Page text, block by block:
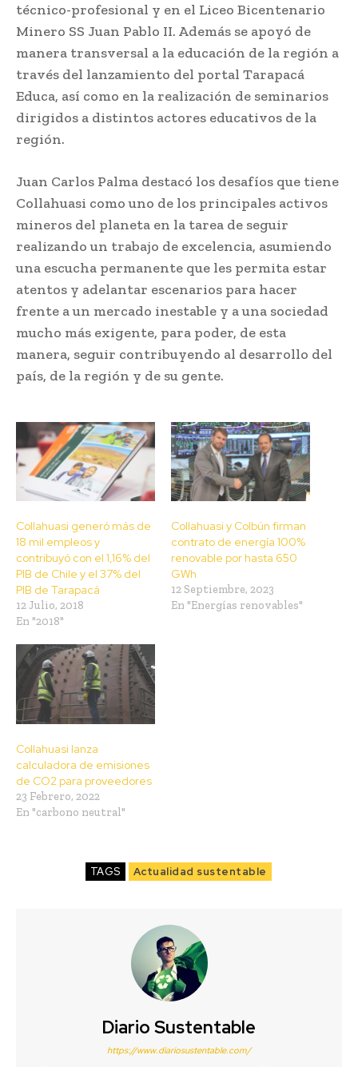
técnico-profesional y en el Liceo Bicentenario
Minero SS Juan Pablo II. Además se apoyó de
manera transversal a la educación de la región a
través del lanzamiento del portal Tarapacá
Educa, así como en la realización de seminarios
dirigidos a distintos actores educativos de la
región.
Juan Carlos Palma destacó los desafíos que tiene
Collahuasi como uno de los principales activos
mineros del planeta en la tarea de seguir
realizando un trabajo de excelencia, asumiendo
una escucha permanente que les permita estar
atentos y adelantar escenarios para hacer
frente a un mercado inestable y a una sociedad
mucho más exigente, para poder, de esta
manera, seguir contribuyendo al desarrollo del
país, de la región y de su gente.
Collahuasi generó más de
18 mil empleos y
contribuyó con el 1,16% del
PIB de Chile y el 37% del
PIB de Tarapacá
12 Julio, 2018
En "2018"
Collahuasi y Colbún firman
contrato de energía 100%
renovable por hasta 650
GWh
12 Septiembre, 2023
En "Energías renovables"
Collahuasi lanza
calculadora de emisiones
de CO2 para proveedores
23 Febrero, 2022
En "carbono neutral"
TAGS Actualidad sustentable
Diario Sustentable
https://www.diariosustentable.com/